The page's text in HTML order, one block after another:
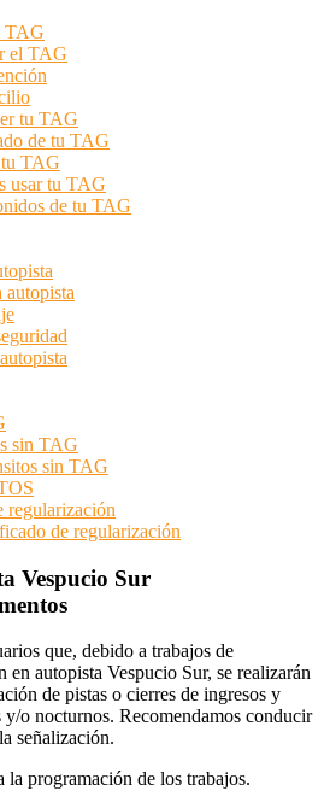
TAG
el TAG
tu TAG
de tu TAG
TAG
usar tu TAG
de tu TAG
autopista
sin TAG
sin TAG
regularización
de regularización
Vespucio Sur
que, debido a trabajos de
en autopista Vespucio Sur, se realizarán
de pistas o cierres de ingresos y
o nocturnos. Recomendamos conducir
señalización.
programación de los trabajos.